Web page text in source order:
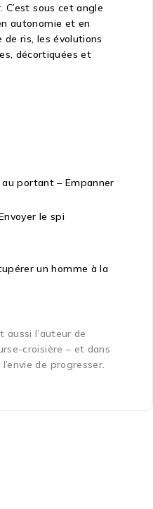
sous cet angle
autonomie et en
ris, les évolutions
décortiquées et
au portant – Empanner
le spi
un homme à la
l’auteur de
croisière – et dans
de progresser.